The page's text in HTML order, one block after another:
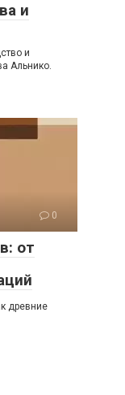
и
и
Альнико.
0
от
древние